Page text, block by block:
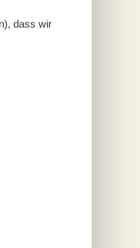
dass wir